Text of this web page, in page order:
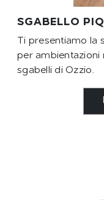
SGABELLO
Ti presentiamo la
per ambientazioni
sgabelli di Ozzio.